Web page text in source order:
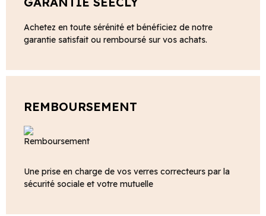
Achetez en toute sérénité et bénéficiez de notre
garantie satisfait ou remboursé sur vos achats.
REMBOURSEMENT
Une prise en charge de vos verres correcteurs par la
sécurité sociale et votre mutuelle